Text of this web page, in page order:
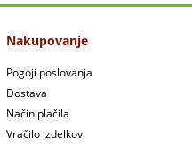
Nakupovanje
Pogoji poslovanja
Dostava
Način plačila
Vračilo izdelkov